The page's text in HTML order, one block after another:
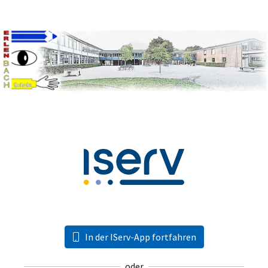
In der IServ-App fortfahren